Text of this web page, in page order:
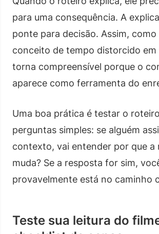
para uma consequência. A
ponte para decisão. Assim,
conceito de tempo distorcido em
torna compreensível porque o
aparece como ferramenta do
Uma boa prática é testar o
perguntas simples: se alguém
contexto, vai entender por que a
muda? Se a resposta for sim,
provavelmente está no caminho
Teste sua leitura do